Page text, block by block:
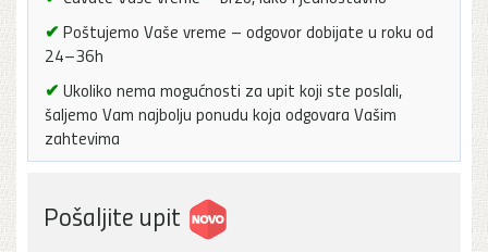
✔ Poštujemo Vaše vreme – odgovor dobijate u roku od
24–36h
✔ Ukoliko nema mogućnosti za upit koji ste poslali,
šaljemo Vam najbolju ponudu koja odgovara Vašim
zahtevima
Pošaljite upit